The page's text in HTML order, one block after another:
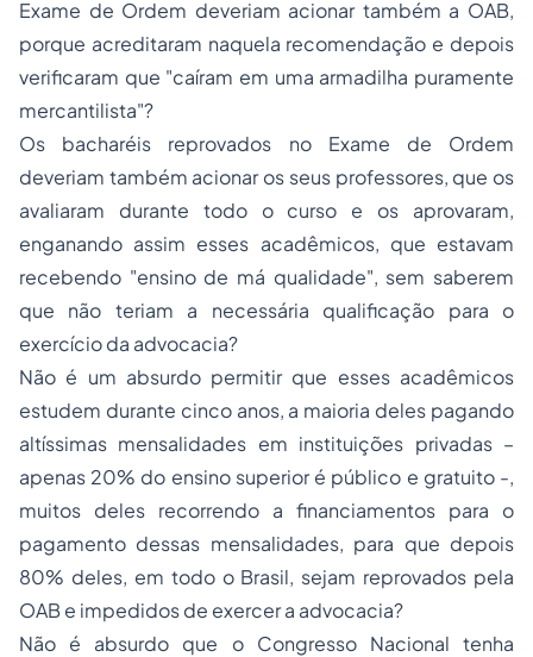
Exame de Ordem deveriam acionar também a OAB,
porque acreditaram naquela recomendação e depois
verificaram que "caíram em uma armadilha puramente
mercantilista"?
Os bacharéis reprovados no Exame de Ordem
deveriam também acionar os seus professores, que os
avaliaram durante todo o curso e os aprovaram,
enganando assim esses acadêmicos, que estavam
recebendo "ensino de má qualidade", sem saberem
que não teriam a necessária qualificação para o
exercício da advocacia?
Não é um absurdo permitir que esses acadêmicos
estudem durante cinco anos, a maioria deles pagando
altíssimas mensalidades em instituições privadas –
apenas 20% do ensino superior é público e gratuito -,
muitos deles recorrendo a financiamentos para o
pagamento dessas mensalidades, para que depois
80% deles, em todo o Brasil, sejam reprovados pela
OAB e impedidos de exercer a advocacia?
Não é absurdo que o Congresso Nacional tenha